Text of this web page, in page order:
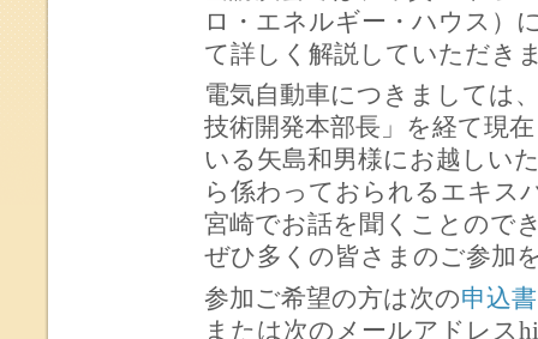
ロ・エネルギー・ハウス）
て詳しく解説していただき
電気自動車につきましては
技術開発本部長」を経て現
いる矢島和男様にお越しい
ら係わっておられるエキス
宮崎でお話を聞くことので
ぜひ多くの皆さまのご参加
参加ご希望の方は次の申込書
または次のメールアドレス